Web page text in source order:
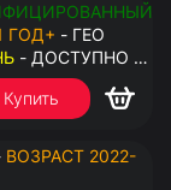
ГОД+ - ГЕО
- ДОСТУПНО К
Купить
ВОЗРАСТ 2022-